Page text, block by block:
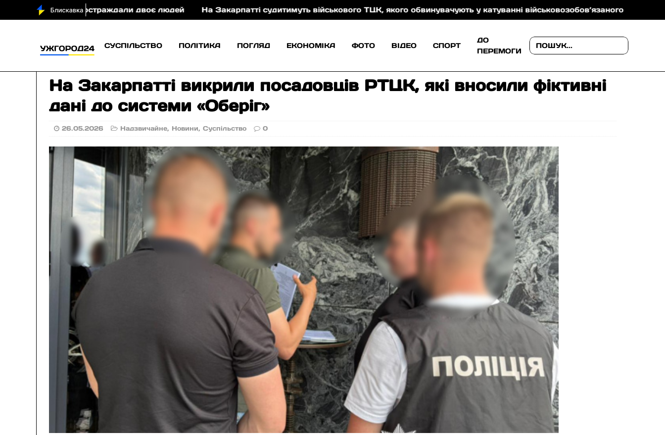
у ДТП постраждали двоє людей На Закарпатті судитимуть військового ТЦК, якого обвинувачують у катуванні військовозобов’язаного На
СУСПІЛЬСТВО ПОЛІТИКА ПОГЛЯД ЕКОНОМІКА ФОТО ВІДЕО СПОРТ
ДО
ПЕРЕМОГИ
На Закарпатті викрили посадовців РТЦК, які вносили фіктивні
дані до системи «Оберіг»
26.05.2026 Надзвичайне, Новини,Суспільство 0